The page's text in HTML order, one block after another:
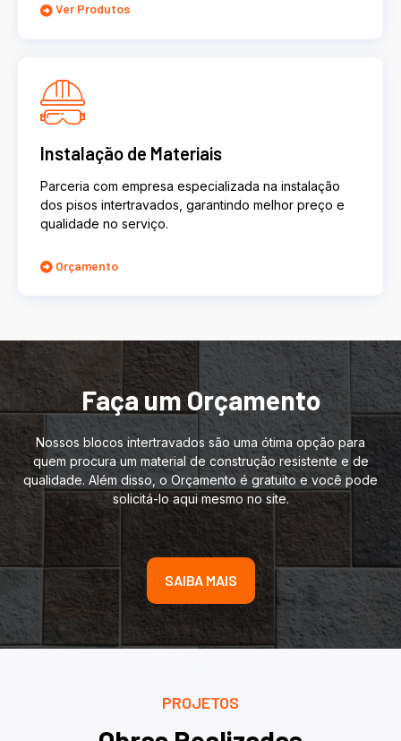
Ver Produtos
Instalação de Materiais
Parceria com empresa especializada na instalação
dos pisos intertravados, garantindo melhor preço e
qualidade no serviço.
Orçamento
Faça um Orçamento
Nossos blocos intertravados são uma ótima opção para
quem procura um material de construção resistente e de
qualidade. Além disso, o Orçamento é gratuito e você pode
solicitá-lo aqui mesmo no site.
SAIBA MAIS
PROJETOS